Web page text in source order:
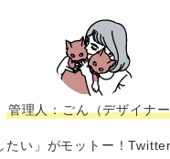
管理人：ごん（デザイナ
たい」がモットー！